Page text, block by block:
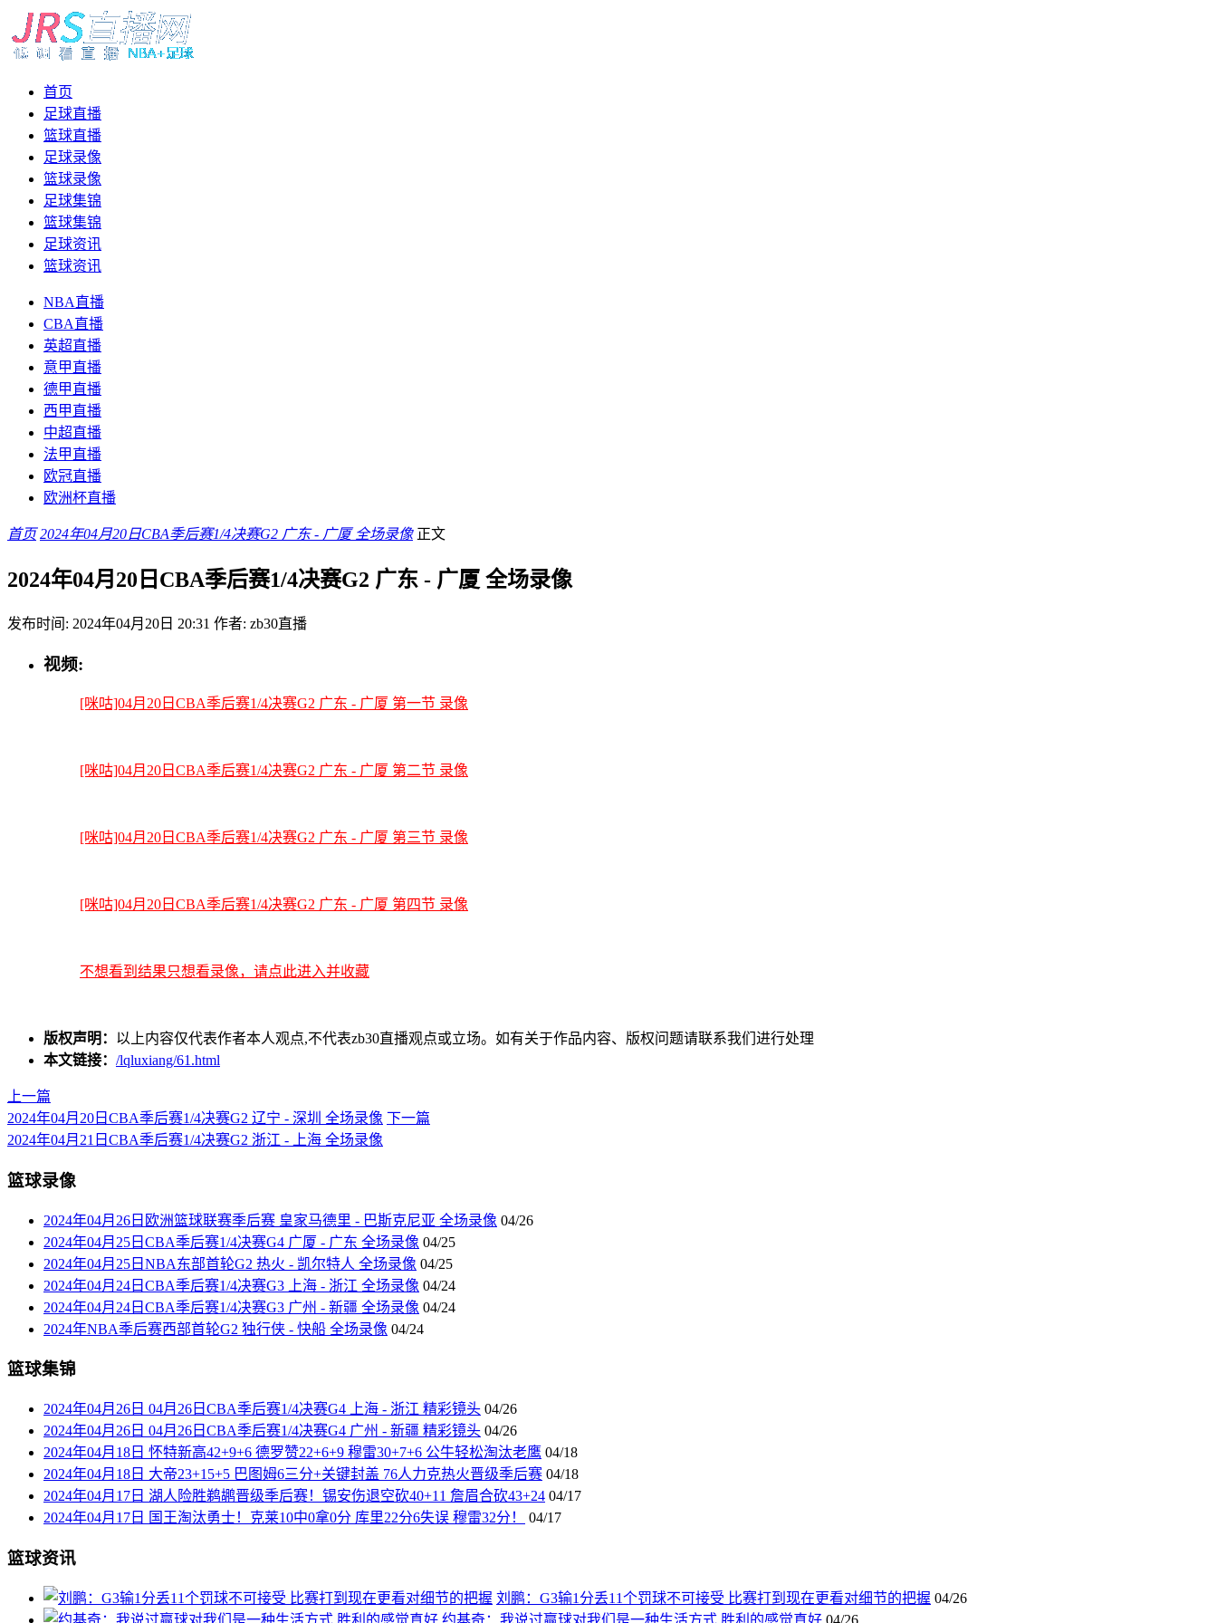
首页
足球直播
篮球直播
足球录像
篮球录像
足球集锦
篮球集锦
足球资讯
篮球资讯
NBA直播
CBA直播
英超直播
意甲直播
德甲直播
西甲直播
中超直播
法甲直播
欧冠直播
欧洲杯直播
首页 2024年04月20日CBA季后赛1/4决赛G2 广东 - 广厦 全场录像 正文
2024年04月20日CBA季后赛1/4决赛G2 广东 - 广厦 全场录像
发布时间: 2024年04月20日 20:31 作者: zb30直播
视频:
[咪咕]04月20日CBA季后赛1/4决赛G2 广东 - 广厦 第一节 录像
[咪咕]04月20日CBA季后赛1/4决赛G2 广东 - 广厦 第二节 录像
[咪咕]04月20日CBA季后赛1/4决赛G2 广东 - 广厦 第三节 录像
[咪咕]04月20日CBA季后赛1/4决赛G2 广东 - 广厦 第四节 录像
不想看到结果只想看录像，请点此进入并收藏
版权声明： 以上内容仅代表作者本人观点,不代表zb30直播观点或立场。如有关于作品内容、版权问题请联系我们进行处理
本文链接： /lqluxiang/61.html
上一篇
2024年04月20日CBA季后赛1/4决赛G2 辽宁 - 深圳 全场录像 下一篇
2024年04月21日CBA季后赛1/4决赛G2 浙江 - 上海 全场录像
篮球录像
2024年04月26日欧洲篮球联赛季后赛 皇家马德里 - 巴斯克尼亚 全场录像 04/26
2024年04月25日CBA季后赛1/4决赛G4 广厦 - 广东 全场录像 04/25
2024年04月25日NBA东部首轮G2 热火 - 凯尔特人 全场录像 04/25
2024年04月24日CBA季后赛1/4决赛G3 上海 - 浙江 全场录像 04/24
2024年04月24日CBA季后赛1/4决赛G3 广州 - 新疆 全场录像 04/24
2024年NBA季后赛西部首轮G2 独行侠 - 快船 全场录像 04/24
篮球集锦
2024年04月26日 04月26日CBA季后赛1/4决赛G4 上海 - 浙江 精彩镜头 04/26
2024年04月26日 04月26日CBA季后赛1/4决赛G4 广州 - 新疆 精彩镜头 04/26
2024年04月18日 怀特新高42+9+6 德罗赞22+6+9 穆雷30+7+6 公牛轻松淘汰老鹰 04/18
2024年04月18日 大帝23+15+5 巴图姆6三分+关键封盖 76人力克热火晋级季后赛 04/18
2024年04月17日 湖人险胜鹈鹕晋级季后赛！锡安伤退空砍40+11 詹眉合砍43+24 04/17
2024年04月17日 国王淘汰勇士！克莱10中0拿0分 库里22分6失误 穆雷32分！
04/17
篮球资讯
刘鹏：G3输1分丢11个罚球不可接受 比赛打到现在更看对细节的把握 04/26
约基奇：我说过赢球对我们是一种生活方式 胜利的感觉真好 04/26